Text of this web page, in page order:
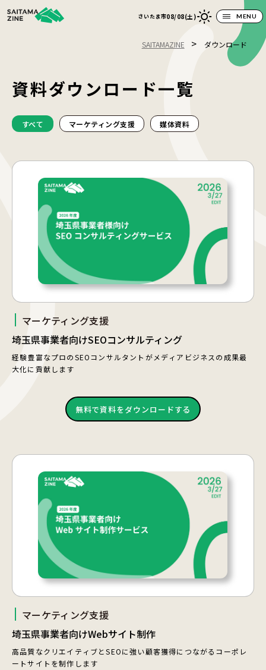
さいたま市08/08(土) MENU
SAITAMAZINE > ダウンロード
資料ダウンロード一覧
すべて マーケティング支援 媒体資料
マーケティング支援
埼玉県事業者向けSEOコンサルティング
経験豊富なプロのSEOコンサルタントがメディアビジネスの成果最
大化に貢献します
無料で資料をダウンロードする
マーケティング支援
埼玉県事業者向けWebサイト制作
高品質なクリエイティブとSEOに強い顧客獲得につながるコーポレ
ートサイトを制作します